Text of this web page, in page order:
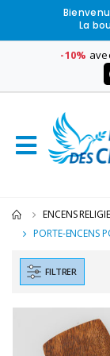
La
-10%
ENCENS
PORTE-ENCENS
FILTRER